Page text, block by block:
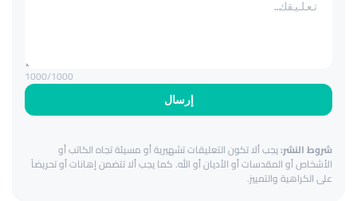
إرسال
1000/1000
شروط النشر:يجب ألا تكون التعليقات تشهيرية أو مسيئة تجاه الكاتب أو
الأشخاص أو المقدسات أو الأديان أو الله. كما يجب ألا تتضمن إهانات أو تحريضاً
على الكراهية والتمييز.